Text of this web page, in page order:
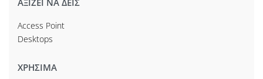
ΑΞΙΖΕΙ ΝΑ ΔΕΙΣ
Access Point
Desktops
ΧΡΗΣΙΜΑ